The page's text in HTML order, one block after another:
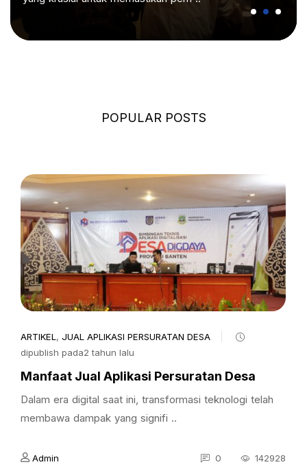
POPULAR POSTS
ARTIKEL , JUAL APLIKASI PERSURATAN DESA
dipublish pada2 tahun lalu
Manfaat Jual Aplikasi Persuratan Desa
Dalam era digital saat ini, transformasi teknologi telah
membawa dampak yang signifi ..
Admin 0 142928